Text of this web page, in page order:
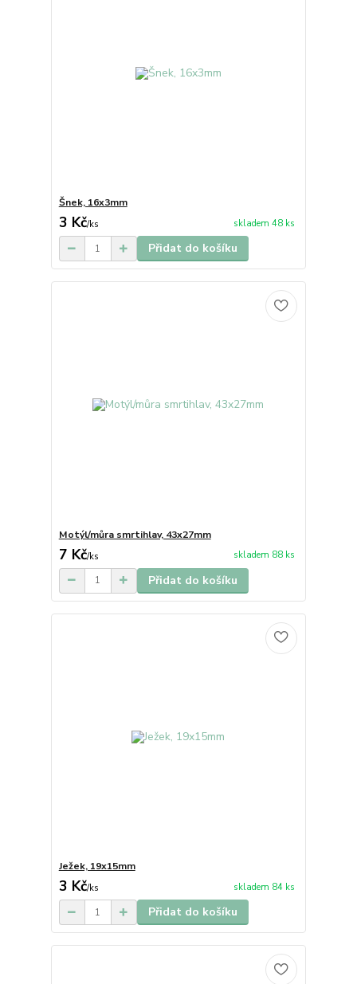
Šnek, 16x3mm
3 Kč/ks skladem 48 ks
Přidat do košíku
Motýl/můra smrtihlav, 43x27mm
7 Kč/ks skladem 88 ks
Přidat do košíku
Ježek, 19x15mm
3 Kč/ks skladem 84 ks
Přidat do košíku